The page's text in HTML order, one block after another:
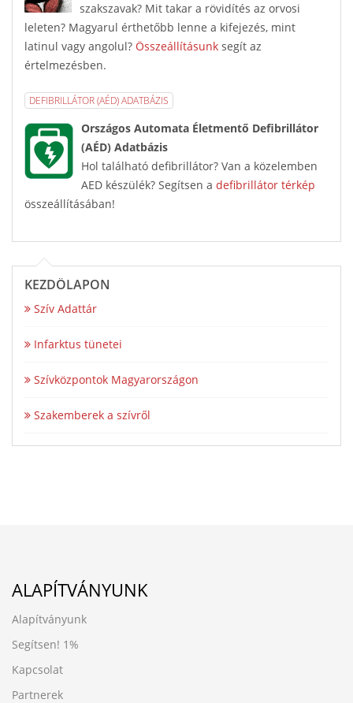
szakszavak? Mit takar a rövidítés az orvosi
leleten? Magyarul érthetőbb lenne a kifejezés, mint
latinul vagy angolul? Összeállításunk segít az
értelmezésben.
DEFIBRILLÁTOR (AÉD) ADATBÁZIS
Országos Automata Életmentő Defibrillátor
(AÉD) Adatbázis
Hol található defibrillátor? Van a közelemben
AED készülék? Segítsen a defibrillátor térkép
összeállításában!
KEZDŐLAPON
Szív Adattár
Infarktus tünetei
Szívközpontok Magyarországon
Szakemberek a szívről
ALAPÍTVÁNYUNK
Alapítványunk
Segítsen! 1%
Kapcsolat
Partnerek